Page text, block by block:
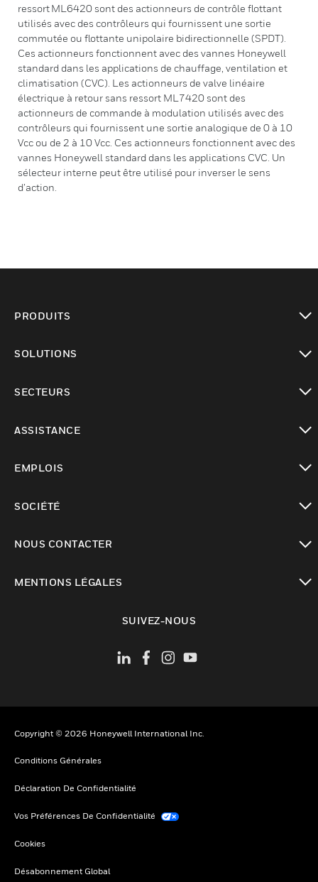
ressort ML6420 sont des actionneurs de contrôle flottant
utilisés avec des contrôleurs qui fournissent une sortie
commutée ou flottante unipolaire bidirectionnelle (SPDT).
Ces actionneurs fonctionnent avec des vannes Honeywell
standard dans les applications de chauffage, ventilation et
climatisation (CVC). Les actionneurs de valve linéaire
électrique à retour sans ressort ML7420 sont des
actionneurs de commande à modulation utilisés avec des
contrôleurs qui fournissent une sortie analogique de 0 à 10
Vcc ou de 2 à 10 Vcc. Ces actionneurs fonctionnent avec des
vannes Honeywell standard dans les applications CVC. Un
sélecteur interne peut être utilisé pour inverser le sens
d’action.
PRODUITS
SOLUTIONS
SECTEURS
ASSISTANCE
EMPLOIS
SOCIÉTÉ
NOUS CONTACTER
MENTIONS LÉGALES
SUIVEZ-NOUS
Copyright © 2026 Honeywell International Inc.
Conditions Générales
Déclaration De Confidentialité
Vos Préférences De Confidentialité
Cookies
Désabonnement Global